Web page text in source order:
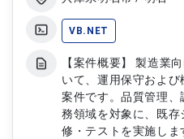
VB.NET
【案件概要】 製造業
いて、運用保守および
案件です。品質管理
務領域を対象に、既
修・テストを実施しま